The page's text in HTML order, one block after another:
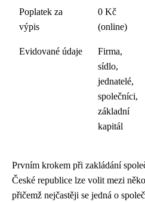
Poplatek za
výpis
0 Kč
(online)
Evidované údaje
Firma,
sídlo,
jednatelé,
společníci,
základní
kapitál
Prvním krokem při zakládání
České republice lze volit mezi
přičemž nejčastěji se jedná o